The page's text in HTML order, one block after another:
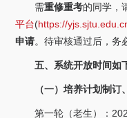
需重修重考的同学，
平台(https://
申请。待审核通过后，务
五、系统开放时间如
（一）培养计划制订
第一轮（老生）：